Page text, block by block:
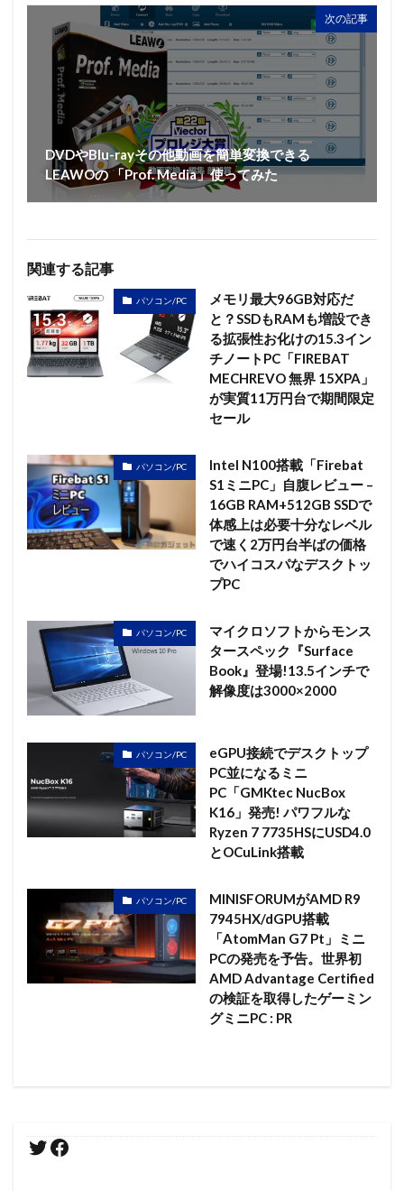
次の記事
DVDやBlu-rayその他動画を簡単変換できる
LEAWOの 「Prof. Media」使ってみた
関連する記事
パソコン/PC
メモリ最大96GB対応だ
と？SSDもRAMも増設でき
る拡張性お化けの15.3イン
チノートPC「FIREBAT
MECHREVO 無界 15XPA」
が実質11万円台で期間限定
セール
パソコン/PC
Intel N100搭載「Firebat
S1ミニPC」自腹レビュー –
16GB RAM+512GB SSDで
体感上は必要十分なレベル
で速く2万円台半ばの価格
でハイコスパなデスクトッ
プPC
パソコン/PC
マイクロソフトからモンス
タースペック『Surface
Book』登場!13.5インチで
解像度は3000×2000
パソコン/PC
eGPU接続でデスクトップ
PC並になるミニ
PC「GMKtec NucBox
K16」発売! パワフルな
Ryzen 7 7735HSにUSD4.0
とOCuLink搭載
パソコン/PC
MINISFORUMがAMD R9
7945HX/dGPU搭載
「AtomMan G7 Pt」ミニ
PCの発売を予告。世界初
AMD Advantage Certified
の検証を取得したゲーミン
グミニPC : PR